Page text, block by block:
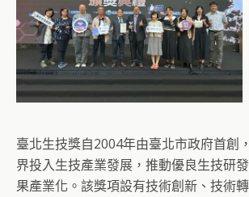
臺北生技獎自2004年由臺北市政府首創
界投入生技產業發展，推動優良生技研
果產業化。該獎項設有技術創新、技術